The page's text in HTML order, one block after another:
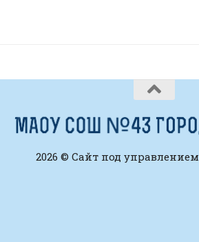
2026 © Сайт под управлением